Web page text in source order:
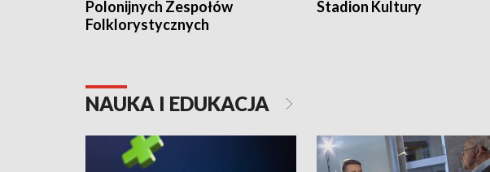
Polonijnych Zespołów
Folklorystycznych
Stadion Kultury
NAUKA I EDUKACJA